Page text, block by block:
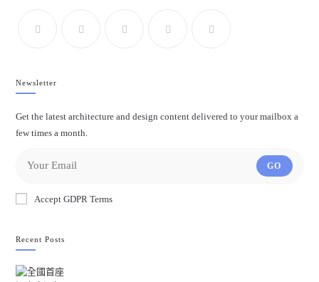
Newsletter
Get the latest architecture and design content delivered to your mailbox a
few times a month.
GO
Accept GDPR Terms
Recent Posts